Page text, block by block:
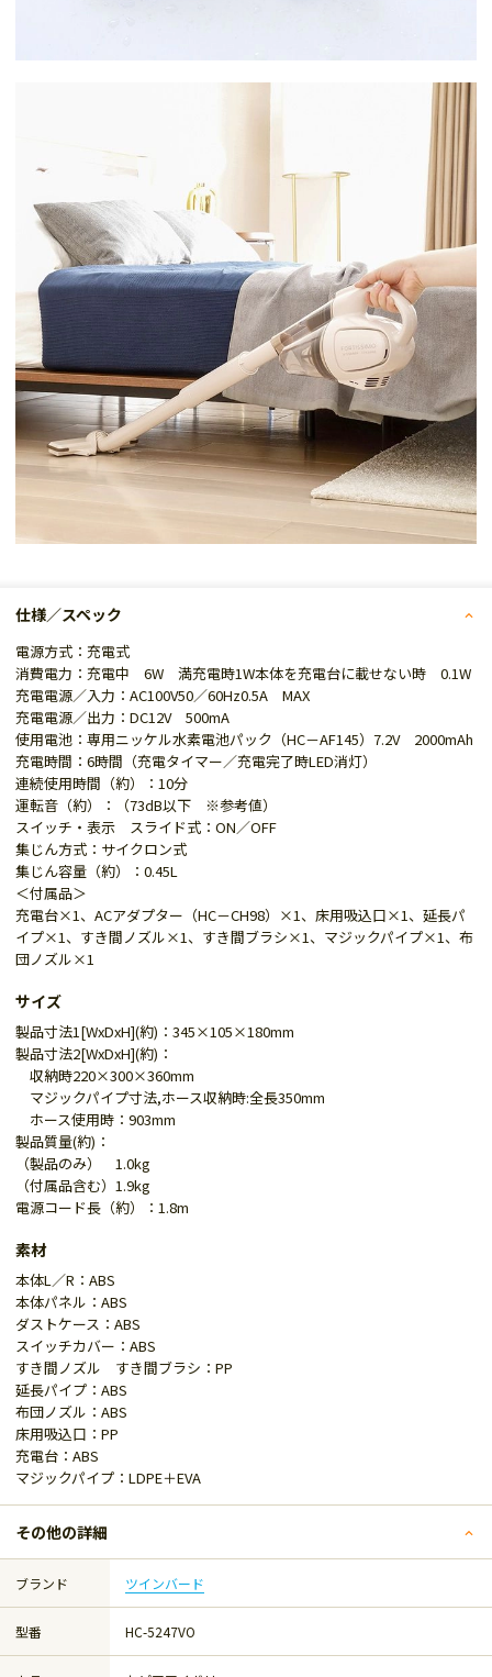
仕様／スペック
電源方式：充電式
消費電力：充電中 6W 満充電時1W本体を充電台に載せない時 0.1W
充電電源／入力：AC100V50／60Hz0.5A MAX
充電電源／出力：DC12V 500mA
使用電池：専用ニッケル水素電池パック（HC－AF145）7.2V 2000mAh
充電時間：6時間（充電タイマー／充電完了時LED消灯）
連続使用時間（約）：10分
運転音（約）：（73dB以下 ※参考値）
スイッチ・表示 スライド式：ON／OFF
集じん方式：サイクロン式
集じん容量（約）：0.45L
＜付属品＞
充電台×1、ACアダプター（HC－CH98）×1、床用吸込口×1、延長パ
イプ×1、すき間ノズル×1、すき間ブラシ×1、マジックパイプ×1、布
団ノズル×1
サイズ
製品寸法1[WxDxH](約)：345×105×180mm
製品寸法2[WxDxH](約)：
収納時220×300×360mm
マジックパイプ寸法,ホース収納時:全長350mm
ホース使用時：903mm
製品質量(約)：
（製品のみ） 1.0kg
（付属品含む）1.9kg
電源コード長（約）：1.8m
素材
本体L／R：ABS
本体パネル：ABS
ダストケース：ABS
スイッチカバー：ABS
すき間ノズル すき間ブラシ：PP
延長パイプ：ABS
布団ノズル：ABS
床用吸込口：PP
充電台：ABS
マジックパイプ：LDPE＋EVA
その他の詳細
ブランド ツインバード
型番 HC-5247VO